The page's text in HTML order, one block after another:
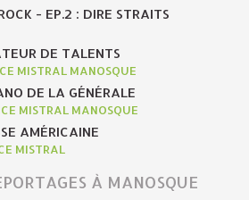
- EP.2 : DIRE STRAITS
DE TALENTS
MISTRAL MANOSQUE
DE LA GÉNÉRALE
MISTRAL MANOSQUE
AMÉRICAINE
MISTRAL
À MANOSQUE